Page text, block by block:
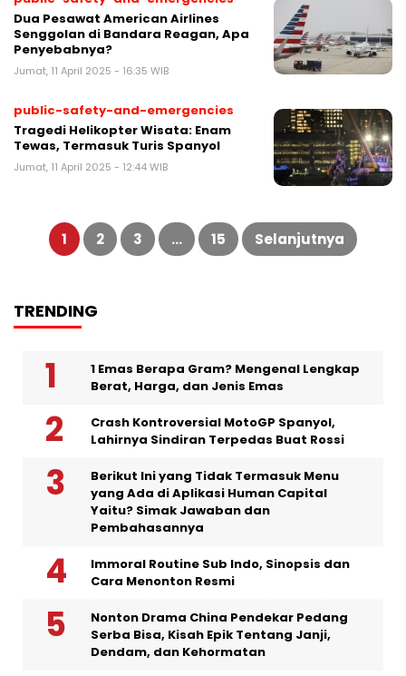
Dua Pesawat American Airlines
Senggolan di Bandara Reagan, Apa
Penyebabnya?
Jumat, 11 April 2025 - 16:35 WIB
public-safety-and-emergencies
Tragedi Helikopter Wisata: Enam
Tewas, Termasuk Turis Spanyol
Jumat, 11 April 2025 - 12:44 WIB
Paginasi
pos
1 2 3 … 15 Selanjutnya
TRENDING
1 Emas Berapa Gram? Mengenal Lengkap
Berat, Harga, dan Jenis Emas
Crash Kontroversial MotoGP Spanyol,
Lahirnya Sindiran Terpedas Buat Rossi
Berikut Ini yang Tidak Termasuk Menu
yang Ada di Aplikasi Human Capital
Yaitu? Simak Jawaban dan
Pembahasannya
Immoral Routine Sub Indo, Sinopsis dan
Cara Menonton Resmi
Nonton Drama China Pendekar Pedang
Serba Bisa, Kisah Epik Tentang Janji,
Dendam, dan Kehormatan